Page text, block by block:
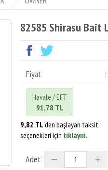
82585 Shirasu Bait
Fiyat :
Havale / EFT
91,78 TL
9,82 TL'den başlayan taksit
seçenekleri için tıklayın.
Adet